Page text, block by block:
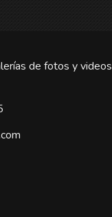
de fotos y videos